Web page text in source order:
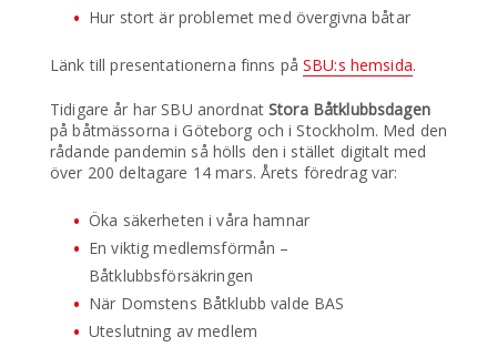
Hur stort är problemet med övergivna båtar
Länk till presentationerna finns påSBU:s hemsida.
Tidigare år har SBU anordnatStora Båtklubbsdagen
på båtmässorna i Göteborg och i Stockholm. Med den
rådande pandemin så hölls den i stället digitalt med
över 200 deltagare 14 mars. Årets föredrag var:
Öka säkerheten i våra hamnar
En viktig medlemsförmån –
Båtklubbsförsäkringen
När Domstens Båtklubb valde BAS
Uteslutning av medlem